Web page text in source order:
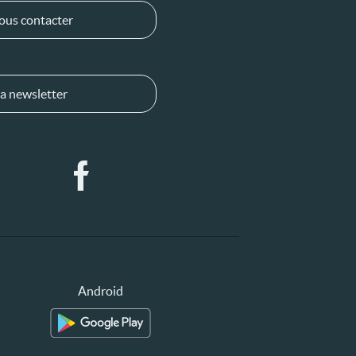
contacter
newsletter
Android